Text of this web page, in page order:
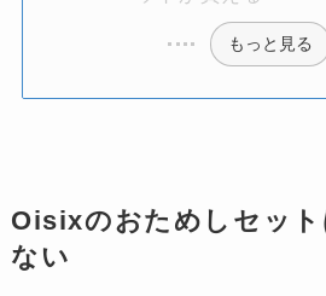
もっと見る
Oisixのおためしセット
ない